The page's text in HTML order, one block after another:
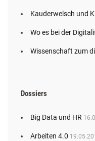
Kauderwelsch und
Wo es bei der
Wissenschaft zum
Dossiers
Big Data und HR
Arbeiten 4.0